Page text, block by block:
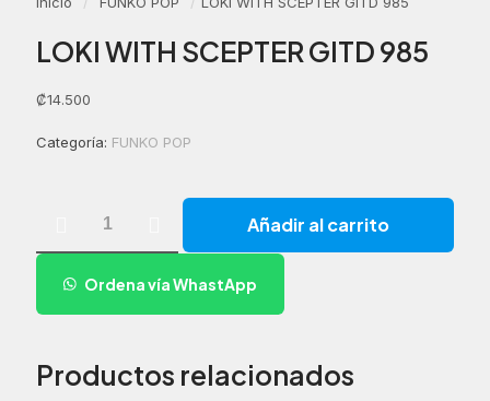
LOKI WITH SCEPTER GITD 985
₡14.500
Categoría: FUNKO POP
cantidad
Añadir al carrito
Ordena vía WhastApp
Productos relacionados